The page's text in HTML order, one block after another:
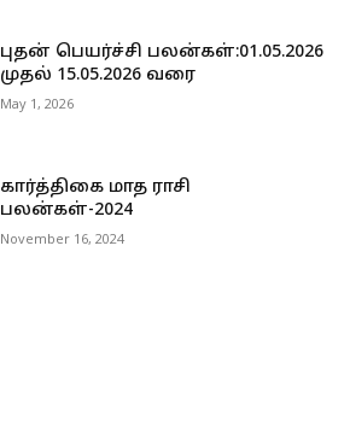
புதன் பெயர்ச்சி பலன்கள்:01.05.2026
முதல் 15.05.2026 வரை
May 1, 2026
கார்த்திகை மாத ராசி
பலன்கள்-2024
November 16, 2024